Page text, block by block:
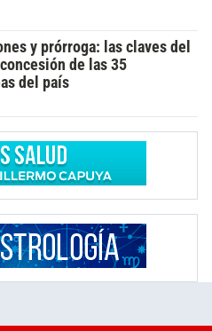
y prórroga: las claves del
de las 35
del país